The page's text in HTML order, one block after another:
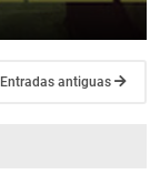
Entradas antiguas